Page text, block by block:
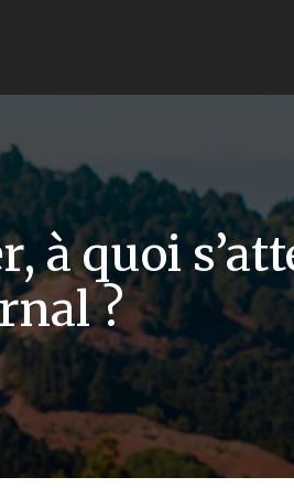
à quoi
?